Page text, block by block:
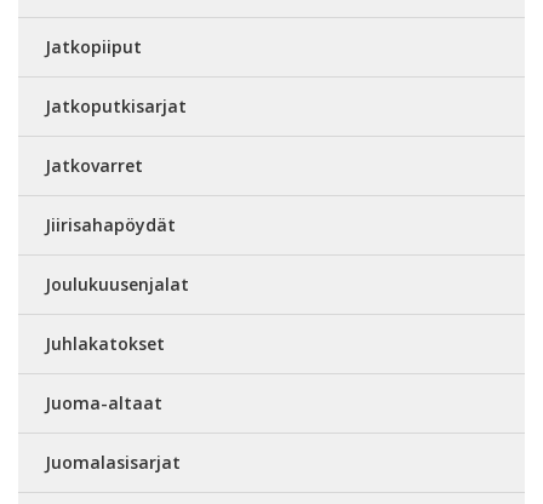
Jatkopiiput
Jatkoputkisarjat
Jatkovarret
Jiirisahapöydät
Joulukuusenjalat
Juhlakatokset
Juoma-altaat
Juomalasisarjat